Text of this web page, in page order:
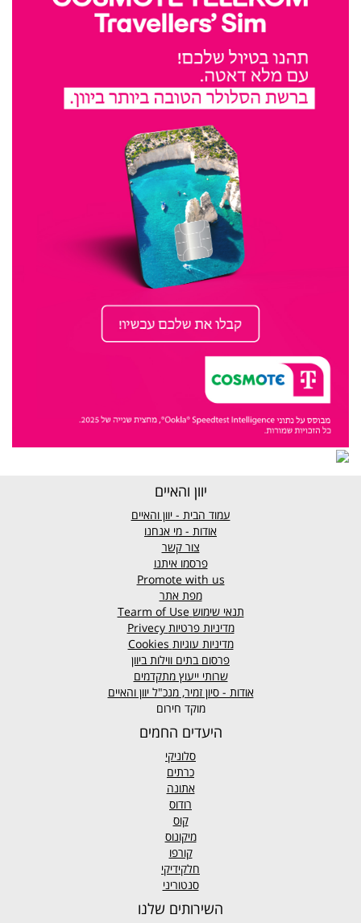
יוון והאיים
עמוד הבית - יוון והאיים
אודות - מי אנחנו
צור קשר
פרסמו איתנו
Promote with us
מפת אתר
תנאי שימוש
מדיניות פרטיות Privecy
מדיניות עוגיות Cookies
פרסום בתים ווילות ביוון
שרותי ייעוץ מתקדמים
אודות - סיון זמיר, מנכ"ל יוון והאיים
מוקד חירום
היעדים החמים
סלוניקי
כרתים
אתונה
רודוס
קוס
מיקונוס
קורפו
חלקידיקי
סנטוריני
השירותים שלנו